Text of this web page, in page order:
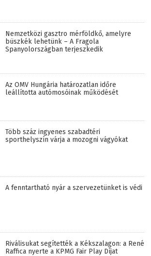
Nemzetközi gasztro mérföldkő, amelyre
büszkék lehetünk – A Fragola
Spanyolországban terjeszkedik
Az OMV Hungária határozatlan időre
leállította autómosóinak működését
Több száz ingyenes szabadtéri
sporthelyszín várja a mozogni vágyókat
A fenntartható nyár a szervezetünket is védi
Riválisukat segítették a Kékszalagon: a René
Raffica nyerte a KPMG Fair Play Díjat